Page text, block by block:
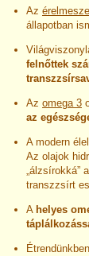
Az
állapotban
felnőttek
Az omega 3
az
A modern
Az olajok
„álzsírokká”
transzzsírt
A helyes